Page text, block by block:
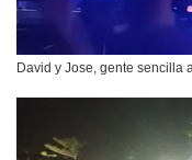
David y Jose, gente sencilla